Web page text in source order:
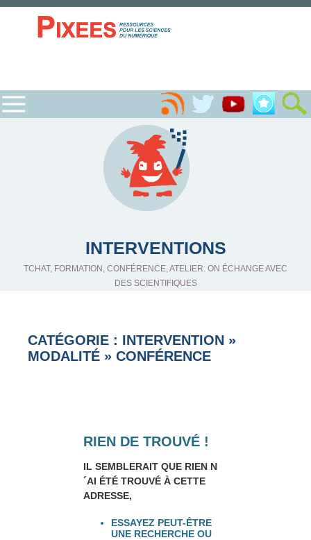
INTERVENTIONS
TCHAT, FORMATION, CONFÉRENCE, ATELIER: ON ÉCHANGE AVEC
DES SCIENTIFIQUES
CATÉGORIE : INTERVENTION »
MODALITÉ » CONFÉRENCE
RIEN DE TROUVÉ !
IL SEMBLERAIT QUE RIEN N
´AI ÉTÉ TROUVÉ À CETTE
ADRESSE,
ESSAYEZ PEUT-ÊTRE
UNE RECHERCHE OU